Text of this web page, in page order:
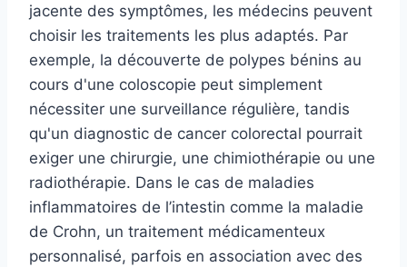
jacente des symptômes, les médecins peuvent
choisir les traitements les plus adaptés. Par
exemple, la découverte de polypes bénins au
cours d'une coloscopie peut simplement
nécessiter une surveillance régulière, tandis
qu'un diagnostic de cancer colorectal pourrait
exiger une chirurgie, une chimiothérapie ou une
radiothérapie. Dans le cas de maladies
inflammatoires de l’intestin comme la maladie
de Crohn, un traitement médicamenteux
personnalisé, parfois en association avec des